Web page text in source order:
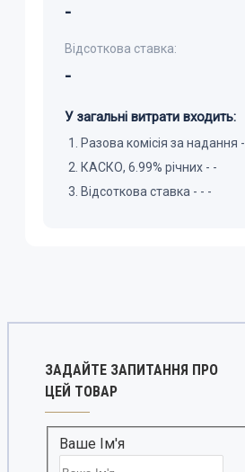
-
Відсоткова ставка:
-
У загальні витрати входить:
Разова комісія за надання -
КАСКО, 6.99% річних - -
Відсоткова ставка - - -
ЗАДАЙТЕ ЗАПИТАННЯ ПРО
ЦЕЙ ТОВАР
Ваше Ім'я